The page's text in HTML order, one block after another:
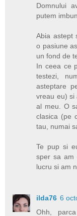
Domnului
putem
Abia astept
o pasiune
un fond de
In ceea ce
testezi,
asteptare
vreau eu) si
al meu. O
clasica (pe
tau, numai
Te pup si
sper sa am
lucru si am
ilda76 6
Ohh,